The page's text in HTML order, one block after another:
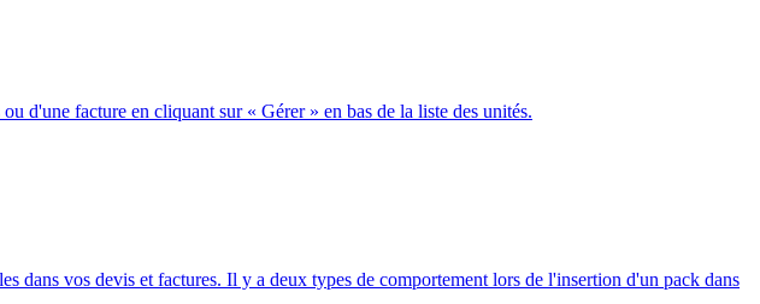
d'une facture en cliquant sur « Gérer » en bas de la liste des unités.
dans vos devis et factures. Il y a deux types de comportement lors de l'insertion d'un pack dans